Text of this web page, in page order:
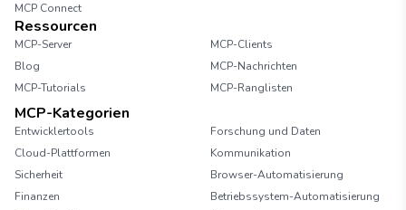
MCP Connect
Ressourcen
MCP-Server
MCP-Clients
Blog
MCP-Nachrichten
MCP-Tutorials
MCP-Ranglisten
MCP-Kategorien
Entwicklertools
Forschung und Daten
Cloud-Plattformen
Kommunikation
Sicherheit
Browser-Automatisierung
Finanzen
Betriebssystem-Automatisierung